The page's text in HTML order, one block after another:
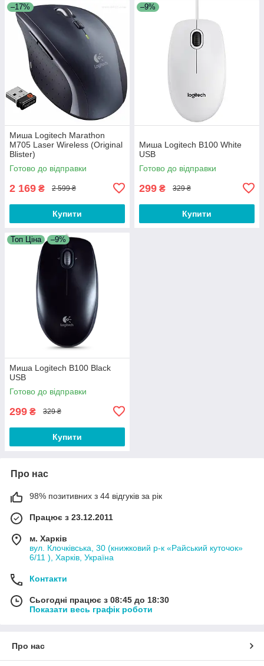
–17%
Миша Logitech Marathon
M705 Laser Wireless (Original
Blister)
Готово до відправки
2 169 ₴ 2 599 ₴
Купити
–9%
Миша Logitech B100 White
USB
Готово до відправки
299 ₴ 329 ₴
Купити
Топ Ціна –9%
Миша Logitech B100 Black
USB
Готово до відправки
299 ₴ 329 ₴
Купити
Про нас
98% позитивних з 44 відгуків за рік
Працює з 23.12.2011
м. Харків
вул. Клочківська, 30 (книжковий р-к «Райський куточок»
6/11 ), Харків, Україна
Контакти
Сьогодні працює з 08:45 до 18:30
Показати весь графік роботи
Про нас